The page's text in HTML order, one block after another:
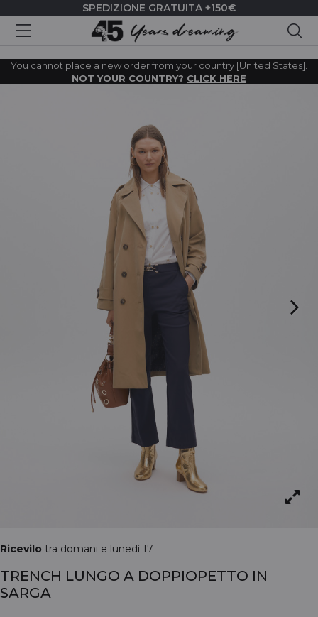
SPEDIZIONE GRATUITA +150€
You cannot place a new order from your country [United States].
NOT YOUR COUNTRY? CLICK HERE
Ricevilo tra domani e lunedì 17
TRENCH LUNGO A DOPPIOPETTO IN
SARGA